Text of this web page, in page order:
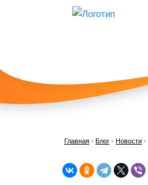
Главная-Блог- Новости-